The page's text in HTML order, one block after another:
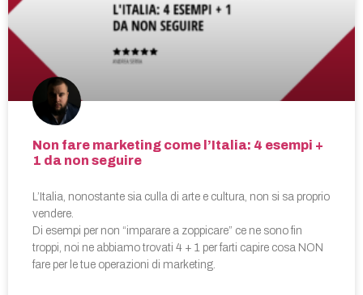
Non fare marketing come l’Italia: 4 esempi +
1 da non seguire
L’Italia, nonostante sia culla di arte e cultura, non si sa proprio
vendere.
Di esempi per non “imparare a zoppicare” ce ne sono fin
troppi, noi ne abbiamo trovati 4 + 1 per farti capire cosa NON
fare per le tue operazioni di marketing.